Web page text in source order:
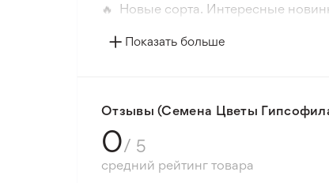
🔥 Новые сорта. Интересные
📸 Соответствие сортов.
Показать больше
Отзывы (Семена Цветы
0/ 5
средний рейтинг товара